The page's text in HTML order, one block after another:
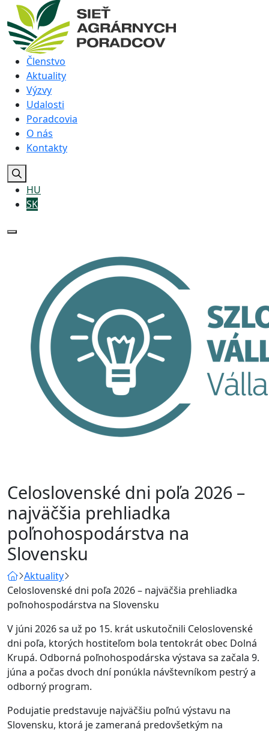
Členstvo
Aktuality
Výzvy
Udalosti
Poradcovia
O nás
Kontakty
HU
SK
Celoslovenské dni poľa 2026 –
najväčšia prehliadka
poľnohospodárstva na
Slovensku
Aktuality
Celoslovenské dni poľa 2026 – najväčšia prehliadka
poľnohospodárstva na Slovensku
V júni 2026 sa už po 15. krát uskutočnili Celoslovenské
dni poľa, ktorých hostiteľom bola tentokrát obec Dolná
Krupá. Odborná poľnohospodárska výstava sa začala 9.
júna a počas dvoch dní ponúkla návštevníkom pestrý a
odborný program.
Podujatie predstavuje najväčšiu poľnú výstavu na
Slovensku, ktorá je zameraná predovšetkým na